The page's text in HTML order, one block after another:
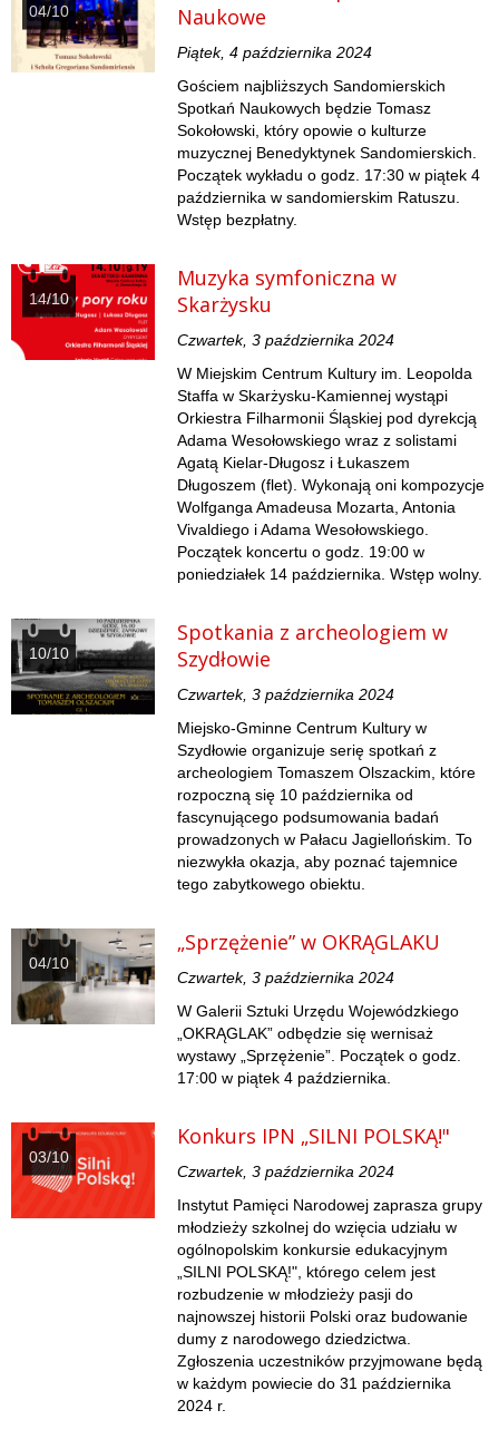
04/10
Naukowe
Piątek, 4 października 2024
Gościem najbliższych Sandomierskich
Spotkań Naukowych będzie Tomasz
Sokołowski, który opowie o kulturze
muzycznej Benedyktynek Sandomierskich.
Początek wykładu o godz. 17:30 w piątek 4
października w sandomierskim Ratuszu.
Wstęp bezpłatny.
14/10
Muzyka symfoniczna w
Skarżysku
Czwartek, 3 października 2024
W Miejskim Centrum Kultury im. Leopolda
Staffa w Skarżysku-Kamiennej wystąpi
Orkiestra Filharmonii Śląskiej pod dyrekcją
Adama Wesołowskiego wraz z solistami
Agatą Kielar-Długosz i Łukaszem
Długoszem (flet). Wykonają oni kompozycje
Wolfganga Amadeusa Mozarta, Antonia
Vivaldiego i Adama Wesołowskiego.
Początek koncertu o godz. 19:00 w
poniedziałek 14 października. Wstęp wolny.
10/10
Spotkania z archeologiem w
Szydłowie
Czwartek, 3 października 2024
Miejsko-Gminne Centrum Kultury w
Szydłowie organizuje serię spotkań z
archeologiem Tomaszem Olszackim, które
rozpoczną się 10 października od
fascynującego podsumowania badań
prowadzonych w Pałacu Jagiellońskim. To
niezwykła okazja, aby poznać tajemnice
tego zabytkowego obiektu.
04/10
„Sprzężenie” w OKRĄGLAKU
Czwartek, 3 października 2024
W Galerii Sztuki Urzędu Wojewódzkiego
„OKRĄGLAK” odbędzie się wernisaż
wystawy „Sprzężenie”. Początek o godz.
17:00 w piątek 4 października.
03/10
Konkurs IPN „SILNI POLSKĄ!"
Czwartek, 3 października 2024
Instytut Pamięci Narodowej zaprasza grupy
młodzieży szkolnej do wzięcia udziału w
ogólnopolskim konkursie edukacyjnym
„SILNI POLSKĄ!", którego celem jest
rozbudzenie w młodzieży pasji do
najnowszej historii Polski oraz budowanie
dumy z narodowego dziedzictwa.
Zgłoszenia uczestników przyjmowane będą
w każdym powiecie do 31 października
2024 r.